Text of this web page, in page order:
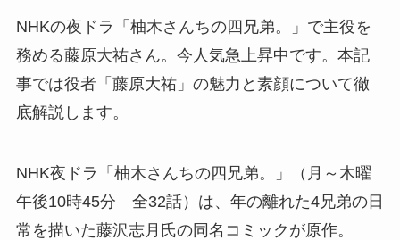
NHKの夜ドラ「柚木さんちの四兄弟。」で主役を
務める藤原大祐さん。今人気急上昇中です。本記
事では役者「藤原大祐」の魅力と素顔について徹
底解説します。
NHK夜ドラ「柚木さんちの四兄弟。」（月～木曜
午後10時45分 全32話）は、年の離れた4兄弟の日
常を描いた藤沢志月氏の同名コミックが原作。